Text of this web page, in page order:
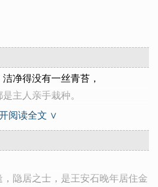
净得没有一丝青苔，
主人亲手栽种。
田，并且环绕着农田。
送去绿色。
阅读全文 ∨
隐居之士，是王安石晚年居住金